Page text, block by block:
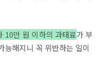
10만 원 이하의 과태료가 부
능해지니 꼭 위반하는 일이